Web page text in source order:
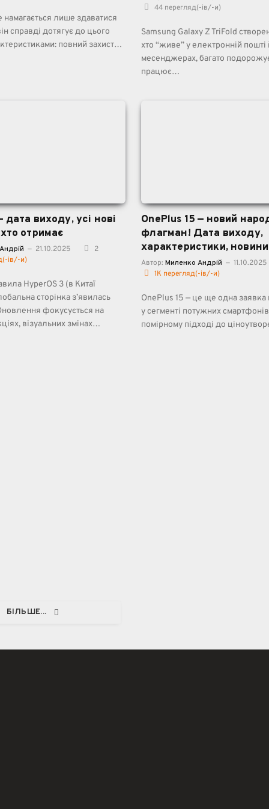
намагається лише здаватися
справді дотягує до цього
повний захист…
44 перегляд(-ів/-и)
Samsung Galaxy Z TriFold
хто “живе” у електронній пошті
месенджерах, багато
працює…
дата виходу, усі нові
отримає
21.10.2025
2
ів/-и)
HyperOS 3 (в Китаї
сторінка з’явилась
фокусується на
візуальних змінах…
OnePlus 15 — новий
флагман! Дата виходу,
характеристики, новини
Автор:Миленко Андрій
11.10.2025
1K перегляд(-ів/-и)
OnePlus 15 — це ще одна заявка
у сегменті потужних
помірному підході до
БІЛЬШЕ...